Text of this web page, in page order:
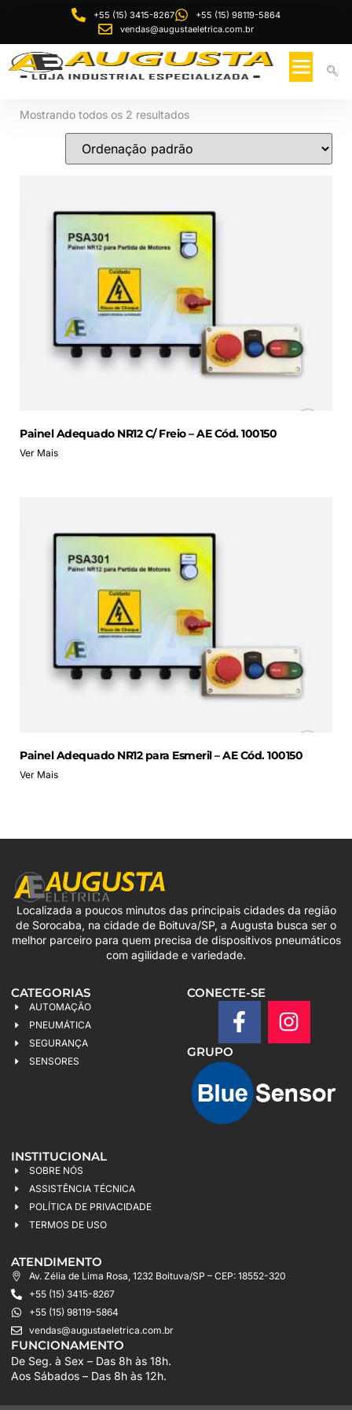
+55 (15) 3415-8267
+55 (15) 98119-5864
vendas@augustaeletrica.com.br
Mostrando todos os 2 resultados
Painel Adequado NR12 C/ Freio – AE Cód. 100150
Ver Mais
Painel Adequado NR12 para Esmeril – AE Cód. 100150
Ver Mais
Localizada a poucos minutos das principais cidades da região
de Sorocaba, na cidade de Boituva/SP, a Augusta busca ser o
melhor parceiro para quem precisa de dispositivos pneumáticos
com agilidade e variedade.
CATEGORIAS
AUTOMAÇÃO
PNEUMÁTICA
SEGURANÇA
SENSORES
CONECTE-SE
GRUPO
INSTITUCIONAL
SOBRE NÓS
ASSISTÊNCIA TÉCNICA
POLÍTICA DE PRIVACIDADE
TERMOS DE USO
ATENDIMENTO
Av. Zélia de Lima Rosa, 1232 Boituva/SP – CEP: 18552-320
+55 (15) 3415-8267
+55 (15) 98119-5864
vendas@augustaeletrica.com.br
FUNCIONAMENTO
De Seg. à Sex – Das 8h às 18h.
Aos Sábados – Das 8h às 12h.